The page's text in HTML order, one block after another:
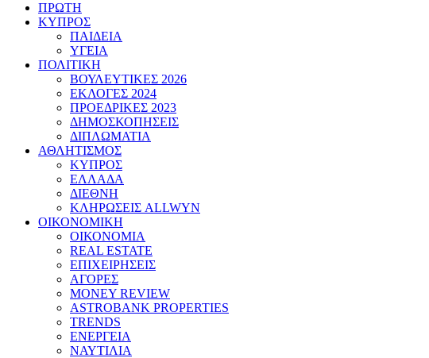
ΠΡΩΤΗ
ΚΥΠΡΟΣ
ΠΑΙΔΕΙΑ
ΥΓΕΙΑ
ΠΟΛΙΤΙΚΗ
ΒΟΥΛΕΥΤΙΚΕΣ 2026
ΕΚΛΟΓΕΣ 2024
ΠΡΟΕΔΡΙΚΕΣ 2023
ΔΗΜΟΣΚΟΠΗΣΕΙΣ
ΔΙΠΛΩΜΑΤΙΑ
ΑΘΛΗΤΙΣΜΟΣ
ΚΥΠΡΟΣ
ΕΛΛΑΔΑ
ΔΙΕΘΝΗ
ΚΛΗΡΩΣΕΙΣ ALLWYN
ΟΙΚΟΝΟΜΙΚΗ
ΟΙΚΟΝΟΜΙΑ
REAL ESTATE
ΕΠΙΧΕΙΡΗΣΕΙΣ
ΑΓΟΡΕΣ
MONEY REVIEW
ASTROBANK PROPERTIES
TRENDS
ΕΝΕΡΓΕΙΑ
ΝΑΥΤΙΛΙΑ